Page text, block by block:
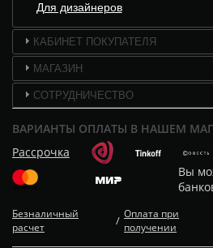
Для дизайнеров
КАБИНЕТ ПОКУПАТЕЛЯ
МАГАЗИН
СОТРУДНИЧЕСТВО
ВАРИАНТЫ ОПЛАТЫ В НАШЕМ
Рассрочка
Вы
Безналичный
расчет
/ Оплата при
получении